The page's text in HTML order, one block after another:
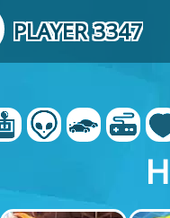
PLAYER 3347